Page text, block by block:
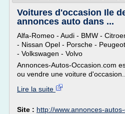
Voitures d'occasion Ile
annonces auto dans ...
Alfa-Romeo - Audi - BMW -
- Nissan Opel - Porsche -
- Volkswagen - Volvo
Annonces-Autos-Occasion.com
ou vendre une voiture d'occasion...
Lire la suite
Site : http://www.annonces-